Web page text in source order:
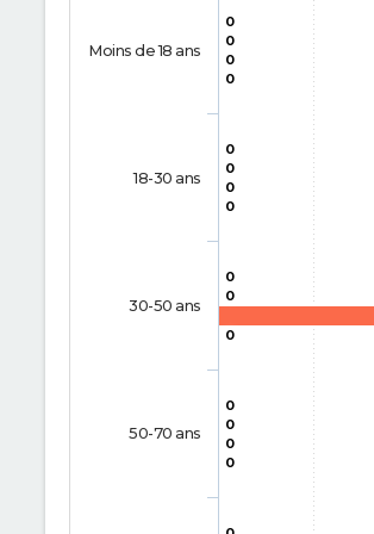
0
0
0
0
0
0
0
0
0
0
0
0
0
0
0
Moins de 18 ans
18-30 ans
30-50 ans
50-70 ans